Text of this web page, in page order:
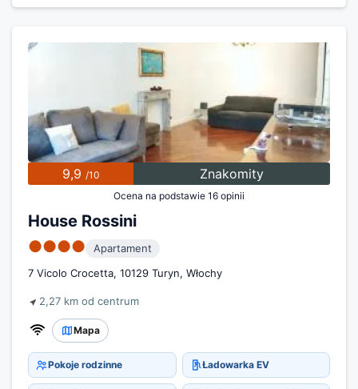
9,9 /10 Znakomity
Ocena na podstawie 16 opinii
House Rossini
●●●●
Apartament
7 Vicolo Crocetta, 10129 Turyn, Włochy
2,27 km od centrum
Mapa
Pokoje rodzinne Ładowarka EV